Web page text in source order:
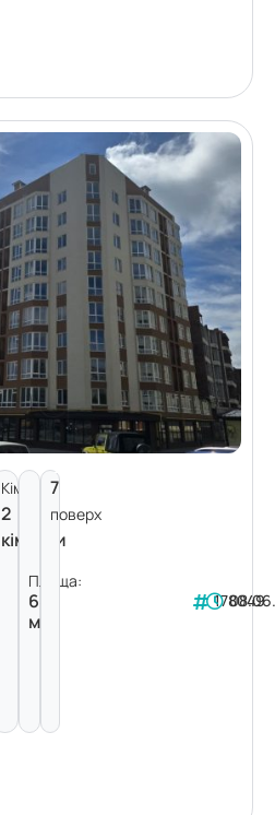
Кімнат:
2
кімнати
Площа:
68
м²
7
поверх
178049